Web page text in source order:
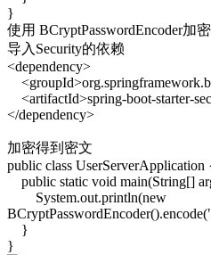
}
使用 BCryptPasswordEncoder加
导入Security的依赖
<dependency>
<artifactId>spring-boot-starter-
</dependency>
加密得到密文
public class UserServerApplication
public static void main(String[]
System.out.println(new
}
}